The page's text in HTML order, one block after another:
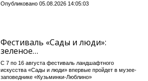
Опубликовано 05.08.2026 14:05:03
Фестиваль «Сады и люди»:
зеленое…
С 7 по 16 августа фестиваль ландшафтного
искусства «Сады и люди» впервые пройдет в музее-
заповеднике «Кузьминки-Люблино»